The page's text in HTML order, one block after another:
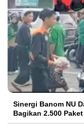
Sinergi Banom NU
Bagikan 2.500